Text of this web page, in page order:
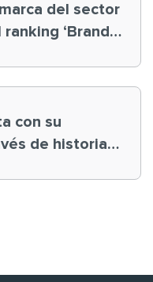
del sector
‘Brand
con su
de historias